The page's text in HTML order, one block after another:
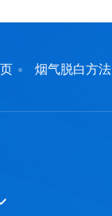
烟气脱白方法